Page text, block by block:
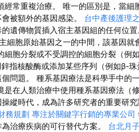
常重複治療。 唯一的區別是，當細
被額外的基因感染。 台中產後護理
遺傳物質插入宿主基因組的任何位置
細胞原始基因之一的中間，該基因就
細胞分裂或不受調控的細胞分裂（例
指核酸酶或添加某些序列（例如β-
問題。 種系基因療法是科學手中的
是在人類治療中使用種系基因療法（
縱時代，成為許多研究者的重要研
務規劃 專注於關鍵字行銷的專業公司
治療疾病的可行替代方案。 台北月